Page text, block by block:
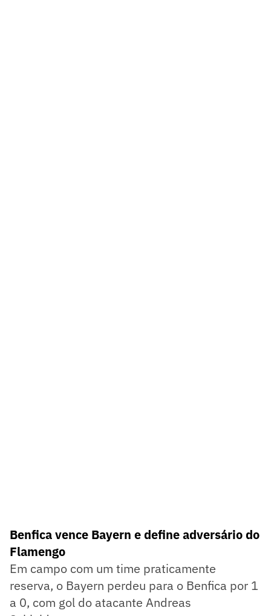
Benfica vence Bayern e define adversário do
Flamengo
Em campo com um time praticamente
reserva, o Bayern perdeu para o Benfica por 1
a 0, com gol do atacante Andreas